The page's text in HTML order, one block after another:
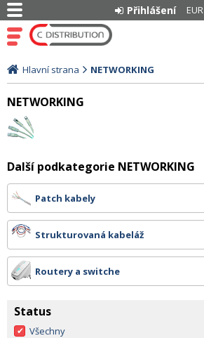
EUR
Přihlášení
Hlavní strana NETWORKING
NETWORKING
Další podkategorie NETWORKING
Patch kabely
Strukturovaná kabeláž
Routery a switche
Status
Všechny